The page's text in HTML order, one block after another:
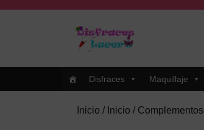
Disfraces Maquillaje
Inicio / Inicio / Complementos